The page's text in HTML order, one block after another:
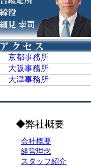
京都事務所
大阪事務所
大津事務所
◆弊社概要
会社概要
経営理念
スタッフ紹介